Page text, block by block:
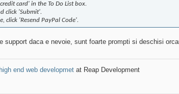
card' in the To Do List box.
click 'Submit'.
click 'Resend PayPal Code'.
support daca e nevoie, sunt foarte prompti si deschisi
high end web developmet at Reap Development